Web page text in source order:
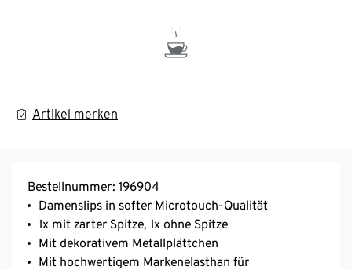
Artikel merken
Bestellnummer: 196904
Damenslips in softer Microtouch-Qualität
1x mit zarter Spitze, 1x ohne Spitze
Mit dekorativem Metallplättchen
Mit hochwertigem Markenelasthan für